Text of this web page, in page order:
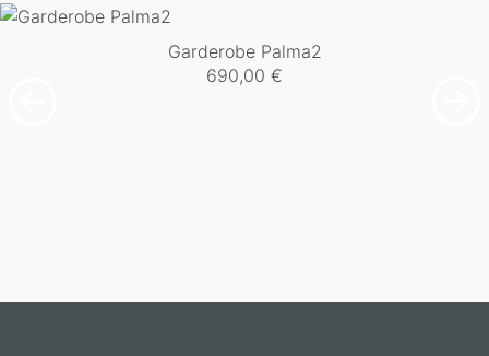
Garderobe Palma2
690,00 €